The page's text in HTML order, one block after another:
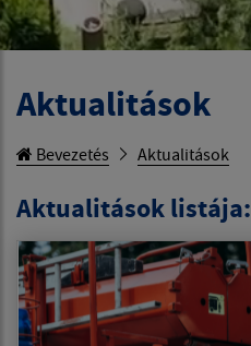
Aktualitások
Bevezetés Aktualitások
Aktualitások listája: